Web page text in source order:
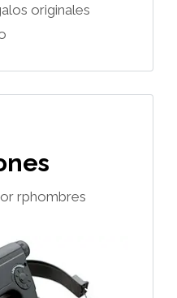
originales
rphombres